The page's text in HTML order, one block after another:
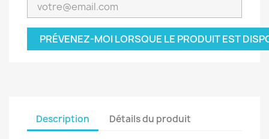
PRÉVENEZ-MOI LORSQUE LE PRODUIT EST
Description Détails du produit